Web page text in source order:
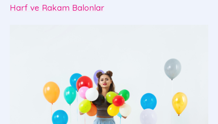
Harf ve Rakam Balonlar